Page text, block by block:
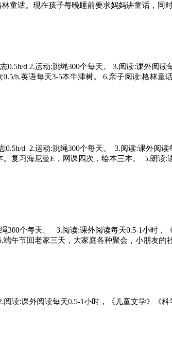
童话。现在孩子每晚睡前要求妈妈讲童话，同
0.5h/d 2.运动:跳绳300个每天。 3.阅读:课外阅
h.英语每天3-5本牛津树。 6.亲子阅读:格林
0.5h/d 2.运动:跳绳300个每天。 3.阅读:课外阅
复习海尼曼E，网课四次，绘本三本。 5.朗读
300个每天。 3.阅读:课外阅读每天0.5-1小时
午节回老家三天，大家庭各种聚会，小朋友的
读:课外阅读每天0.5-1小时，《儿童文学》《